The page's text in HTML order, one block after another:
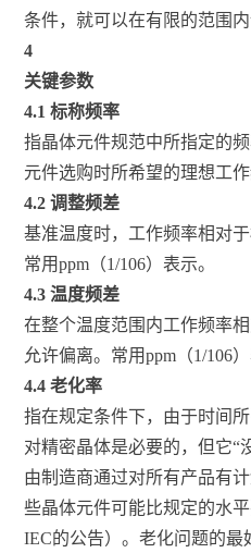
条件，就可以在有限的范围内
4
关键参数
4.1 标称频率
指晶体元件规范中所指定的
元件选购时所希望的理想工作
4.2 调整频差
基准温度时，工作频率相对
常用ppm（1/106）表示。
4.3 温度频差
在整个温度范围内工作频率
允许偏离。常用ppm（1/106）
4.4 老化率
指在规定条件下，由于时间
对精密晶体是必要的，但它“
由制造商通过对所有产品有
些晶体元件可能比规定的水
IEC的公告）。老化问题的最